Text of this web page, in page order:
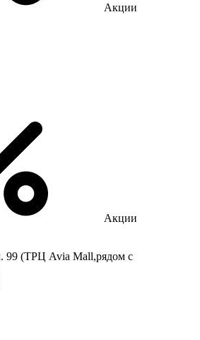
Акции
Акции
99 (ТРЦ Avia Mall,рядом с